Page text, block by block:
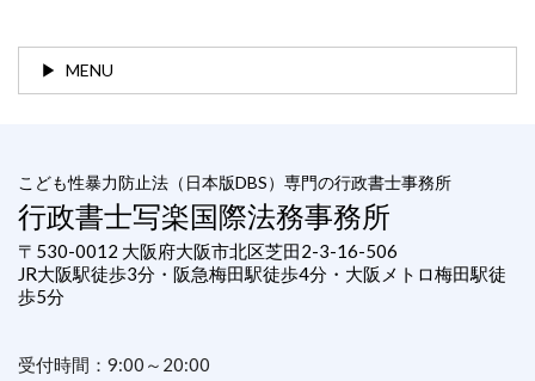
MENU
こども性暴力防止法（日本版DBS）専門の行政書士事務所
行政書士写楽国際法務事務所
〒530-0012 大阪府大阪市北区芝田2-3-16-506
JR大阪駅徒歩3分・阪急梅田駅徒歩4分・大阪メトロ梅田駅徒
歩5分
受付時間：9:00～20:00